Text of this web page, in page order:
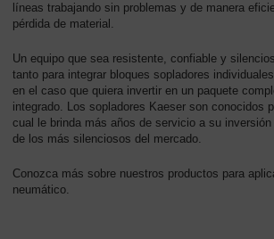
líneas trabajando sin problemas y de manera
pérdida de material.
Un equipo que sea resistente, confiable y
tanto para integrar bloques sopladores
en el caso que quiera invertir en un paquete
integrado. Los sopladores Kaeser son conocidos
cual le brinda más años de servicio a su
de los más silenciosos del mercado.
Conozca más sobre nuestros productos para
neumático.